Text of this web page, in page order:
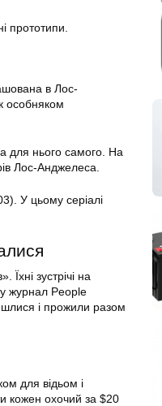
прототипи.
в Лос-
особняком
для нього самого. На
Лос-Анджелеса.
У цьому серіалі
Їхні зустрічі на
журнал People
і прожили разом
для відьом і
кожен охочий за $20